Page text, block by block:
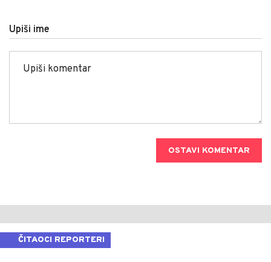
Upiši ime
OSTAVI KOMENTAR
ČITAOCI REPORTERI